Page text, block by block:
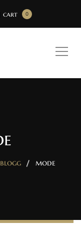
0
cart
mode